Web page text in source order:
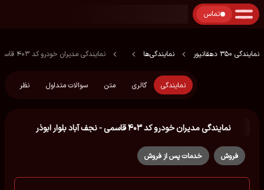
تماس
نمایندگی 350 دهقانپور نمایندگی‌ها نمایندگی مدیران خودرو کد ۴۰۳ قاسمی - نجف آباد بلوار ابوذر
نمایندگی گالری متن سوالات متداول نظر
نمایندگی مدیران خودرو کد ۴۰۳ قاسمی - نجف آباد بلوار ابوذر
فروش خدمات پس از فروش